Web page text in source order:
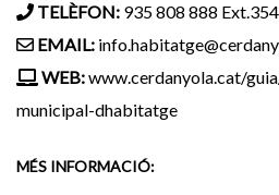
TELÈFON: 935 808 888
EMAIL:
WEB:www.cerdanyola.cat/
municipal-dhabitatge
MÉS INFORMACIÓ: